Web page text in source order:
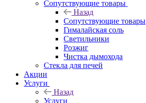
Сопутствующие товары
Назад
Сопутствующие товары
Гималайская соль
Светильники
Розжиг
Чистка дымохода
Стекла для печей
Акции
Услуги
Назад
Услуги